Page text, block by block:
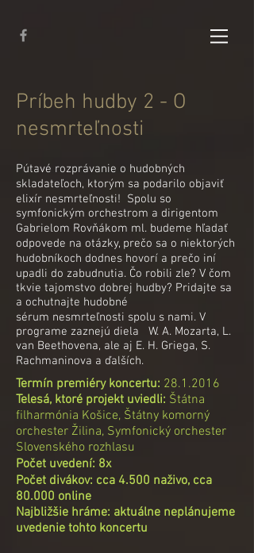
Príbeh hudby 2 - O
nesmrteľnosti
Pútavé rozprávanie o hudobných
skladateľoch, ktorým sa podarilo objaviť
elixír nesmrteľnosti! Spolu so
symfonickým orchestrom a dirigentom
Gabrielom Rovňákom ml. budeme hľadať
odpovede na otázky, prečo sa o niektorých
hudobníkoch dodnes hovorí a prečo iní
upadli do zabudnutia. Čo robili zle? V čom
tkvie tajomstvo dobrej hudby? Pridajte sa
a ochutnajte hudobné
sérum nesmrteľnosti spolu s nami. V
programe zaznejú diela W. A. Mozarta, L.
van Beethovena, ale aj E. H. Griega, S.
Rachmaninova a ďalších.
Termín premiéry koncertu: 28.1.2016
Telesá, ktoré projekt uviedli: Štátna
filharmónia Košice, Štátny komorný
orchester Žilina, Symfonický orchester
Slovenského rozhlasu
Počet uvedení: 8x
Počet divákov: cca 4.500 naživo, cca
80.000 online
Najbližšie hráme: aktuálne neplánujeme
uvedenie tohto koncertu